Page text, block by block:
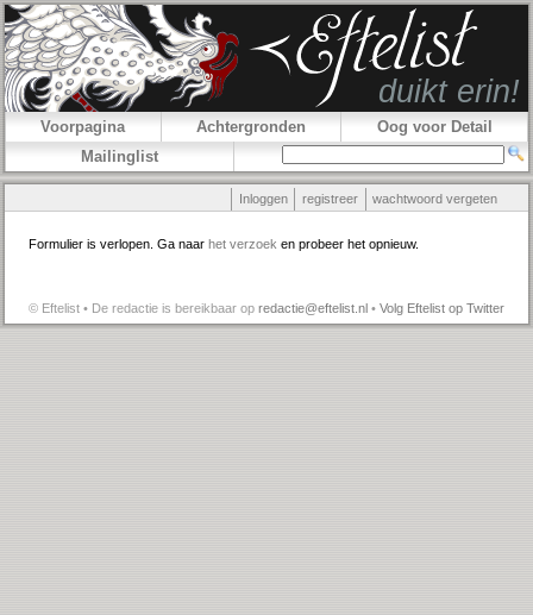
Voorpagina Achtergronden
Oog voor Detail
Mailinglist
Inloggen registreer wachtwoord vergeten
Formulier is verlopen. Ga naar het verzoek en probeer het opnieuw.
© Eftelist • De redactie is bereikbaar op redactie@eftelist.nl • Volg Eftelist op Twitter